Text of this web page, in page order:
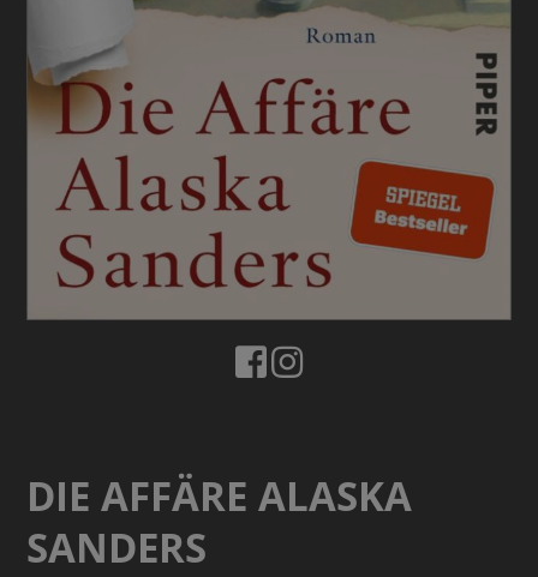
DIE AFFÄRE ALASKA
SANDERS